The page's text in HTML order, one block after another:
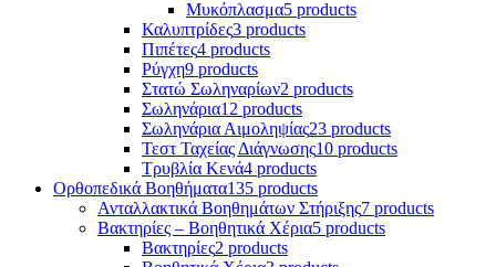
Μυκόπλασμα5 products
Καλυπτρίδες3 products
Πιπέτες4 products
Ρύγχη9 products
Στατώ Σωληναρίων2 products
Σωληνάρια12 products
Σωληνάρια Αιμοληψίας23 products
Τεστ Ταχείας Διάγνωσης10 products
Τρυβλία Κενά4 products
Ορθοπεδικά Βοηθήματα135 products
Ανταλλακτικά Βοηθημάτων Στήριξης7 products
Βακτηρίες – Βοηθητικά Χέρια5 products
Βακτηρίες2 products